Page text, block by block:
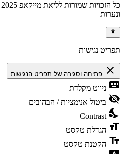
ונערות
תפריט נגישות
close פתיחה וסגירה של תפריט הנגישות
keyboard ניווט מקלדת
visibility_off ביטול אנימציות / הבהובים
nights_stay
Contrast
format_size הגדלת טקסט
text_fields הקטנת טקסט